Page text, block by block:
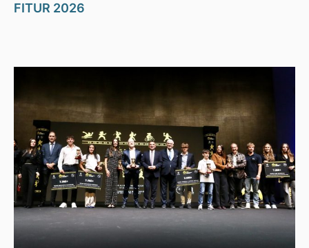
FITUR 2026